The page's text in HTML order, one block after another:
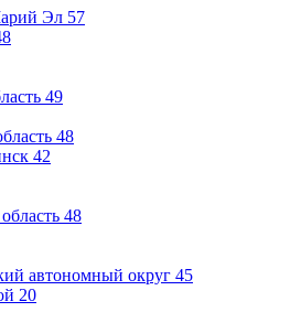
Эл 57
49
48
42
48
автономный округ 45
20